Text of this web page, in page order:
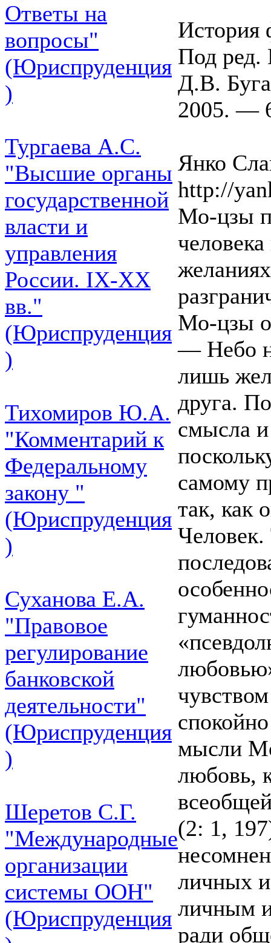
Ответы на
вопросы"
(Юриспруденция
)
Тургаева А.С.
"Высшие органы
государственной
власти и
управления
России. IХ-ХХ
вв."
(Юриспруденция
)
Тихомиров Ю.А.
"Комментарий к
Федеральному
закону "
(Юриспруденция
)
Суханова Е.А.
"Правовое
регулирование
банковской
деятельности"
(Юриспруденция
)
Шеретов С.Г.
"Международные
организации
системы ООН"
(Юриспруденция
История
Под ред.
Д.В.
2005. —
Янко
http://
Мо-цзы
Мо-цзы
— Небо
лишь
друга.
смысла и
самому
так, как
мысли
любовь,
(2: 1,
личных
личным
ради